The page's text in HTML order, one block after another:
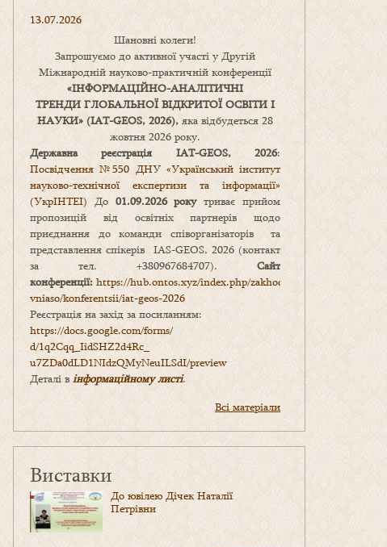
13.07.2026
Шановні колеги!
Запрошуємо до активної участі у Другій
Міжнародній науково-практичній конференції
«ІНФОРМАЦІЙНО-АНАЛІТИЧНІ
ТРЕНДИ ГЛОБАЛЬНОЇ ВІДКРИТОЇ ОСВІТИ І
НАУКИ» (IAT-GEOS, 2026), яка відбудеться 28
жовтня 2026 року.
Державна реєстрація IAT-GEOS, 2026:
Посвідчення №550 ДНУ «Український інститут
науково-технічної експертизи та інформації»
(УкрІНТЕІ) До 01.09.2026 рокутриває прийом
пропозицій від освітніх партнерів щодо
приєднання до команди співорганізаторів та
представлення спікерів IAS-GEOS, 2026 (контакт
за тел. +380967684707). Сайт
конференції: https://hub.ontos.xyz/index.php/zakhody-
vniaso/konferentsii/iat-geos-2026
Реєстрація на захід за посиланням:
https://docs.google.com/forms/
d/1q2Cqq_IidSHZ2d4Rc_
u7ZDa0dLD1NIdzQMyNeuILSdI/preview
Деталі в інформаційному листі.
Всі матеріали
Виставки
До ювілею Дічек Наталії
Петрівни